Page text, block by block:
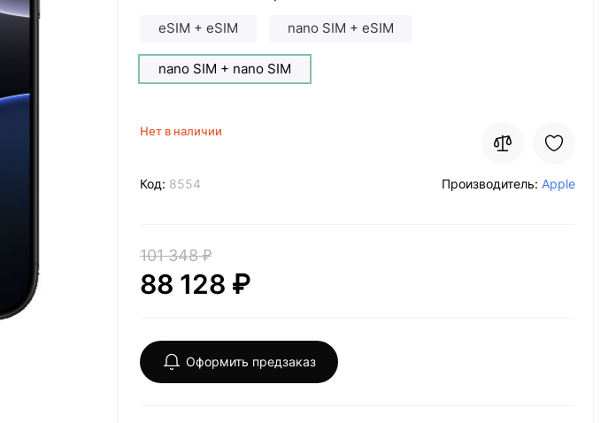
eSIM + eSIM nano SIM + eSIM
nano SIM + nano SIM
Нет в наличии
Код: 8554 Производитель: Apple
101 348 ₽
88 128 ₽
Оформить предзаказ